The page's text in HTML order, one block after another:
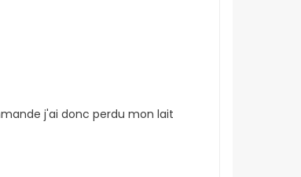
j'ai donc perdu mon lait